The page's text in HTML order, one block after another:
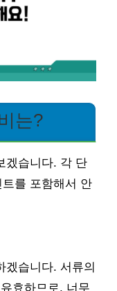
는?
겠습니다. 각 단
를 포함해서 안
겠습니다. 서류의
효하므로, 너무